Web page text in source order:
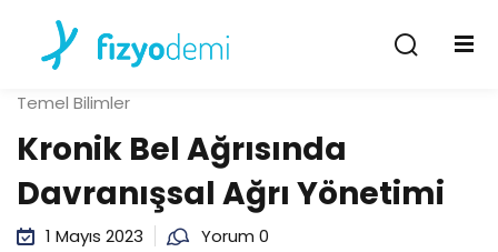
Temel Bilimler
Kronik Bel Ağrısında
Davranışsal Ağrı Yönetimi
1 Mayıs 2023 Yorum 0
Giriş Yap
Hesabın yok mu? Kayıt Ol